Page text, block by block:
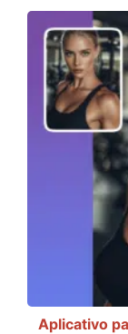
Aplicativo